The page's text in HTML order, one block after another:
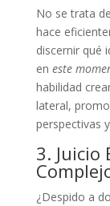
No se trata
hace
discernir qué
en este
habilidad
lateral,
perspectivas
3. Juicio
¿Despido a